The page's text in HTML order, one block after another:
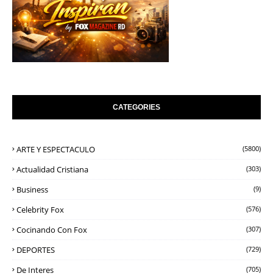
CATEGORIES
ARTE Y ESPECTACULO (5800)
Actualidad Cristiana (303)
Business (9)
Celebrity Fox (576)
Cocinando Con Fox (307)
DEPORTES (729)
De Interes (705)